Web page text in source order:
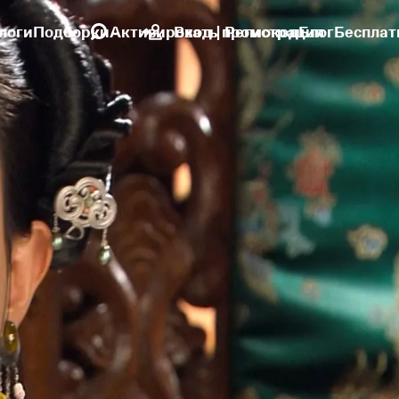
ПодборкиАктивировать промокодБлог
Вход | Регистрация